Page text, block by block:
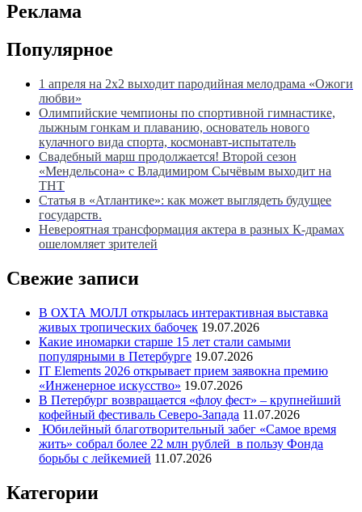
Реклама
Популярное
1 апреля на 2х2 выходит пародийная мелодрама «Ожоги
любви»
Олимпийские чемпионы по спортивной гимнастике,
лыжным гонкам и плаванию, основатель нового
кулачного вида спорта, космонавт-испытатель
Свадебный марш продолжается! Второй сезон
«Мендельсона» с Владимиром Сычёвым выходит на
ТНТ
Статья в «Атлантике»: как может выглядеть будущее
государств.
Невероятная трансформация актера в разных К-драмах
ошеломляет зрителей
Свежие записи
В ОХТА МОЛЛ открылась интерактивная выставка
живых тропических бабочек 19.07.2026
Какие иномарки старше 15 лет стали самыми
популярными в Петербурге 19.07.2026
IT Elements 2026 открывает прием заявокна премию
«Инженерное искусство» 19.07.2026
В Петербург возвращается «флоу фест» – крупнейший
кофейный фестиваль Северо-Запада 11.07.2026
Юбилейный благотворительный забег «Самое время
жить» собрал более 22 млн рублей в пользу Фонда
борьбы с лейкемией 11.07.2026
Категории